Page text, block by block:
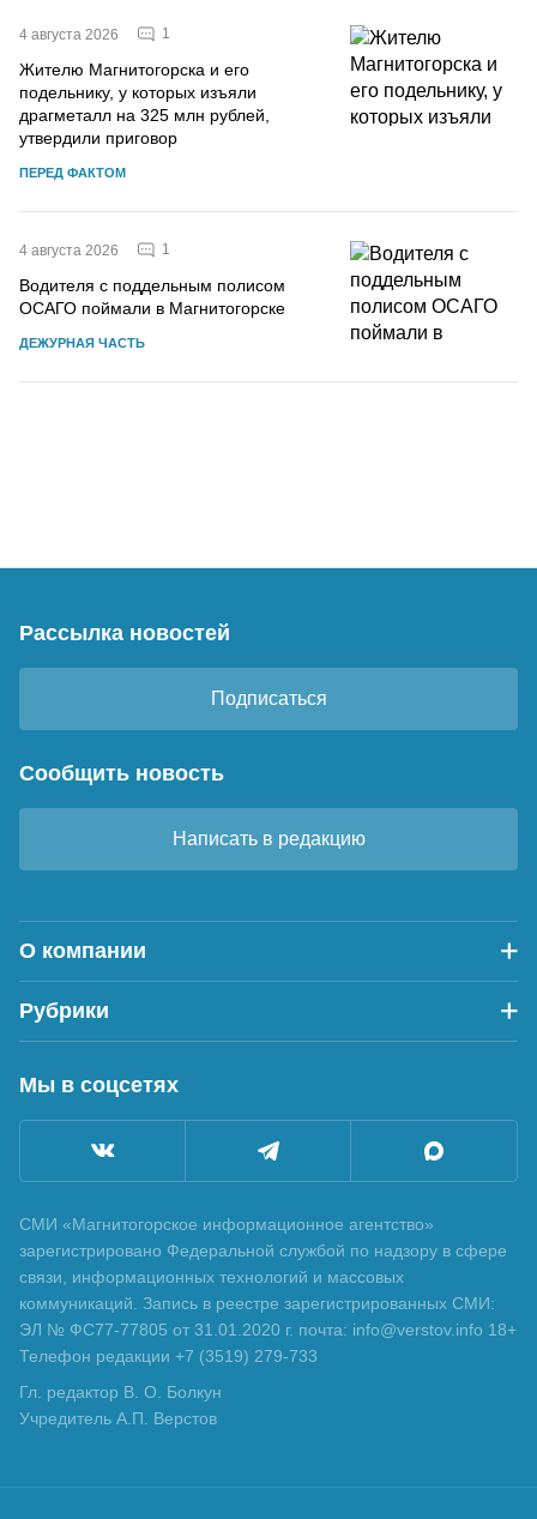
4 августа 2026 1
Жителю Магнитогорска и его
подельнику, у которых изъяли
драгметалл на 325 млн рублей,
утвердили приговор
ПЕРЕД ФАКТОМ
4 августа 2026 1
Водителя с поддельным полисом
ОСАГО поймали в Магнитогорске
ДЕЖУРНАЯ ЧАСТЬ
Рассылка новостей
Подписаться
Сообщить новость
Написать в редакцию
О компании
Рубрики
Мы в соцсетях
СМИ «Магнитогорское информационное агентство»
зарегистрировано Федеральной службой по надзору в сфере
связи, информационных технологий и массовых
коммуникаций. Запись в реестре зарегистрированных СМИ:
ЭЛ № ФС77-77805 от 31.01.2020 г. почта: info@verstov.info 18+
Телефон редакции +7 (3519) 279-733
Гл. редактор В. О. Болкун
Учредитель А.П. Верстов